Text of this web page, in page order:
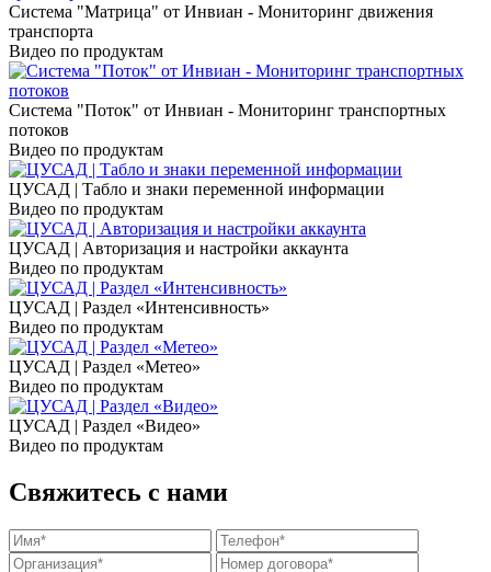
Система "Матрица" от Инвиан - Мониторинг движения
транспорта
Видео по продуктам
Система "Поток" от Инвиан - Мониторинг транспортных
потоков
Видео по продуктам
ЦУСАД | Табло и знаки переменной информации
Видео по продуктам
ЦУСАД | Авторизация и настройки аккаунта
Видео по продуктам
ЦУСАД | Раздел «Интенсивность»
Видео по продуктам
ЦУСАД | Раздел «Метео»
Видео по продуктам
ЦУСАД | Раздел «Видео»
Видео по продуктам
Свяжитесь с нами